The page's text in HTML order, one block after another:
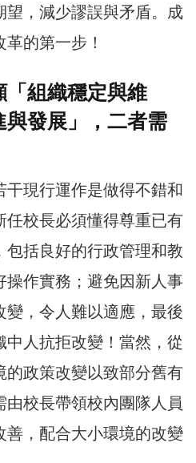
，減少謬誤與矛盾。成
的第一步！
組織穩定與維
發展」，二者需
現行運作是做得不錯和
校長必須懂得尊重已有
括良好的行政管理和教
作實務；避免因新人事
，令人難以適應，最後
人抗拒改變！當然，從
政策改變以致部分舊有
校長帶領校內團隊人員
善，配合大小環境的改變